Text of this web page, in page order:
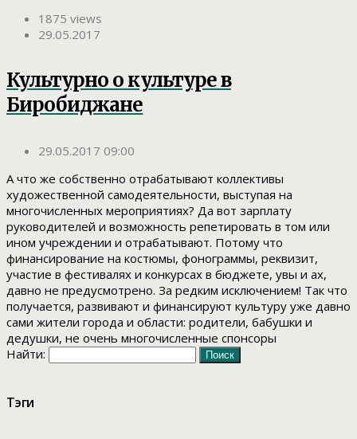
1875 views
29.05.2017
Культурно о культуре в
Биробиджане
29.05.2017 09:00
А что же собственно отрабатывают коллективы
художественной самодеятельности, выступая на
многочисленных мероприятиях? Да вот зарплату
руководителей и возможность репетировать в том или
ином учреждении и отрабатывают. Потому что
финансирование на костюмы, фонограммы, реквизит,
участие в фестивалях и конкурсах в бюджете, увы и ах,
давно не предусмотрено. За редким исключением! Так что
получается, развивают и финансируют культуру уже давно
сами жители города и области: родители, бабушки и
дедушки, не очень многочисленные спонсоры
Найти:
Тэги